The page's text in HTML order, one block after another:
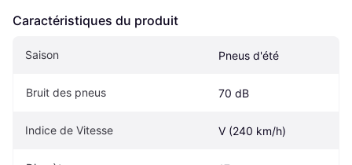
Caractéristiques du produit
Saison Pneus d'été
Bruit des pneus 70 dB
Indice de Vitesse V (240 km/h)